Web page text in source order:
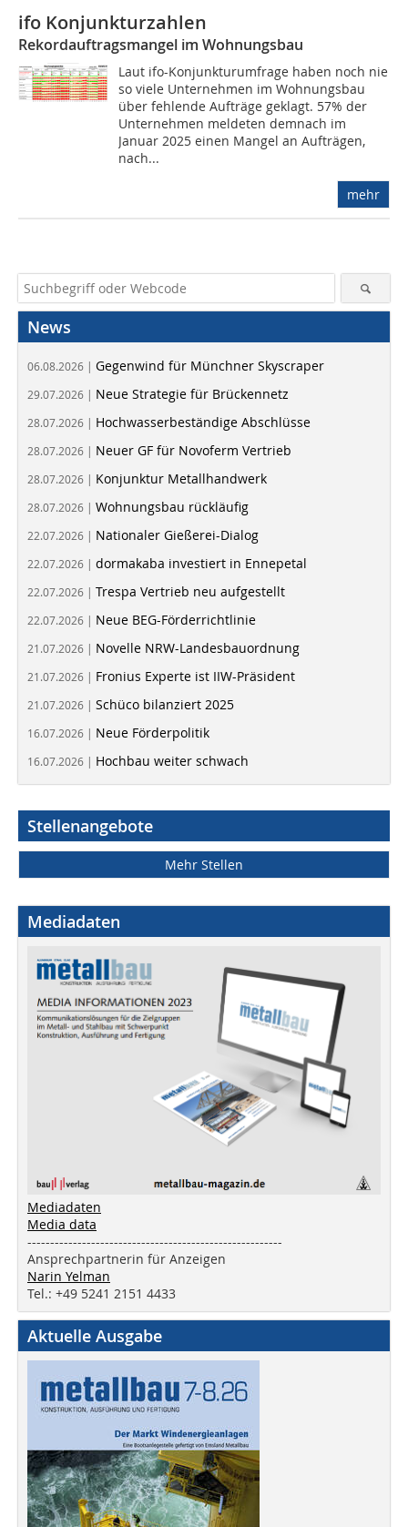
ifo Konjunkturzahlen
Rekordauftragsmangel im Wohnungsbau
Laut ifo-Konjunkturumfrage haben noch nie
so viele Unternehmen im Wohnungsbau
über fehlende Aufträge geklagt. 57% der
Unternehmen meldeten demnach im
Januar 2025 einen Mangel an Aufträgen,
nach...
mehr
News
06.08.2026 | Gegenwind für Münchner Skyscraper
29.07.2026 | Neue Strategie für Brückennetz
28.07.2026 | Hochwasserbeständige Abschlüsse
28.07.2026 | Neuer GF für Novoferm Vertrieb
28.07.2026 | Konjunktur Metallhandwerk
28.07.2026 | Wohnungsbau rückläufig
22.07.2026 | Nationaler Gießerei-Dialog
22.07.2026 | dormakaba investiert in Ennepetal
22.07.2026 | Trespa Vertrieb neu aufgestellt
22.07.2026 | Neue BEG-Förderrichtlinie
21.07.2026 | Novelle NRW-Landesbauordnung
21.07.2026 | Fronius Experte ist IIW-Präsident
21.07.2026 | Schüco bilanziert 2025
16.07.2026 | Neue Förderpolitik
16.07.2026 | Hochbau weiter schwach
Stellenangebote
Mehr Stellen
Mediadaten
Mediadaten
Media data
--------------------------------------------------------
Ansprechpartnerin für Anzeigen
Narin Yelman
Tel.: +49 5241 2151 4433
Aktuelle Ausgabe